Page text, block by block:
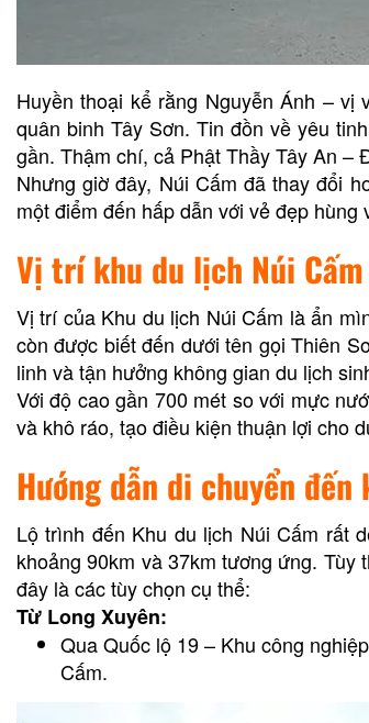
Huyền thoại kể rằng Nguyễn Ánh –
quân binh Tây Sơn. Tin đồn về yêu
gần. Thậm chí, cả Phật Thầy Tây An –
Nhưng giờ đây, Núi Cấm đã thay đổi
một điểm đến hấp dẫn với vẻ đẹp
Vị trí khu du lịch Núi
Vị trí của Khu du lịch Núi Cấm là ẩn
còn được biết đến dưới tên gọi Thiên
linh và tận hưởng không gian du lịch
Với độ cao gần 700 mét so với mực
và khô ráo, tạo điều kiện thuận lợi cho
Hướng dẫn di chuyển
Lộ trình đến Khu du lịch Núi Cấm rất
khoảng 90km và 37km tương ứng.
đây là các tùy chọn cụ thể:
Từ Long Xuyên:
Qua Quốc lộ 19 – Khu công
Cấm.